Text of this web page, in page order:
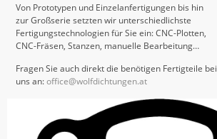
Von Prototypen und Einzelanfertigungen bis hin
zur Großserie setzten wir unterschiedlichste
Fertigungstechnologien für Sie ein: CNC-Plotten,
CNC-Fräsen, Stanzen, manuelle Bearbeitung…
Fragen Sie auch direkt die benötigen Fertigteile bei
uns an:office@wolfdichtungen.at